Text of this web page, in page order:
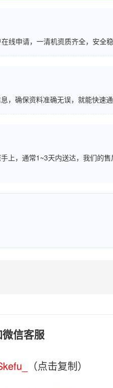
线申请，一清机资质齐全，安全稳
，确保资料准确无误，就能快速通
上，通常1~3天内送达，我们的
信客服
（点击复制）